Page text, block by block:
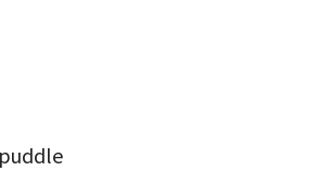
puddle